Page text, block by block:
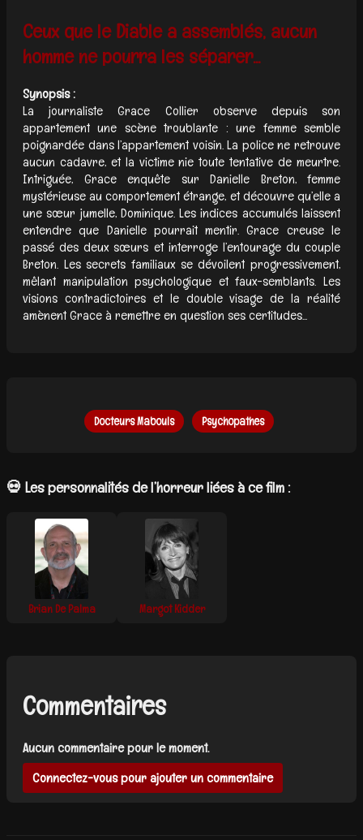
Ceux que le Diable a assemblés, aucun
homme ne pourra les séparer...
Synopsis :
La journaliste Grace Collier observe depuis son
appartement une scène troublante : une femme semble
poignardée dans l’appartement voisin. La police ne retrouve
aucun cadavre, et la victime nie toute tentative de meurtre.
Intriguée, Grace enquête sur Danielle Breton, femme
mystérieuse au comportement étrange, et découvre qu’elle a
une sœur jumelle, Dominique. Les indices accumulés laissent
entendre que Danielle pourrait mentir. Grace creuse le
passé des deux sœurs et interroge l’entourage du couple
Breton. Les secrets familiaux se dévoilent progressivement,
mêlant manipulation psychologique et faux-semblants. Les
visions contradictoires et le double visage de la réalité
amènent Grace à remettre en question ses certitudes...
Docteurs Mabouls Psychopathes
💀 Les personnalités de l’horreur liées à ce film :
Brian De Palma Margot Kidder
Commentaires
Aucun commentaire pour le moment.
Connectez-vous pour ajouter un commentaire